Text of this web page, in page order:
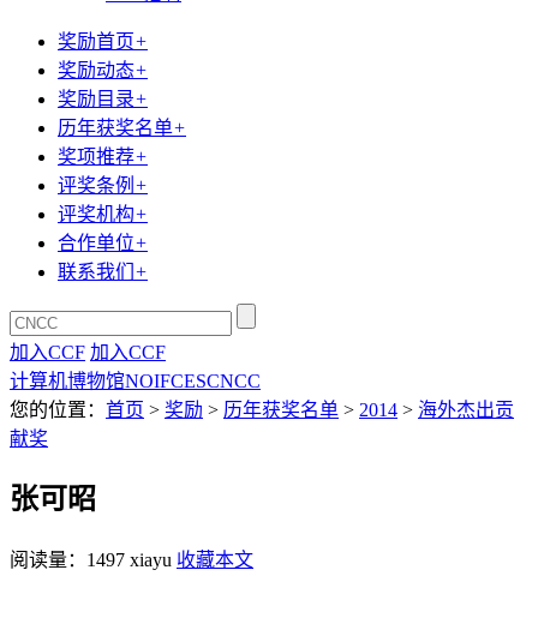
奖励首页+
奖励动态+
奖励目录+
历年获奖名单+
奖项推荐+
评奖条例 +
评奖机构+
合作单位+
联系我们 +
加入CCF 加入CCF
计算机博物馆NOIFCESCNCC
您的位置： 首页 > 奖励 > 历年获奖名单 > 2014 > 海外杰出贡
献奖
张可昭
阅读量： 1497 xiayu 收藏本文